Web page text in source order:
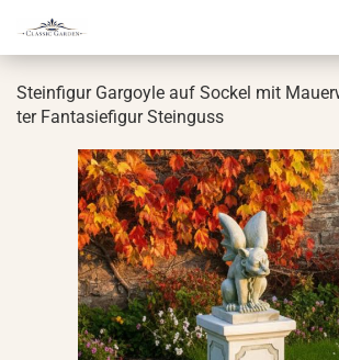
Stein­fi­gur Gar­go­yle auf So­ckel mit
ter Fan­ta­sie­fi­gur Stein­guss